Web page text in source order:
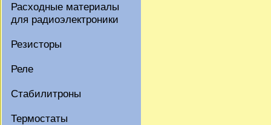
Расходные материалы
для радиоэлектроники
Резисторы
Реле
Стабилитроны
Термостаты